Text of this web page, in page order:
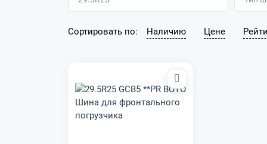
Сортировать по: Наличию Цене